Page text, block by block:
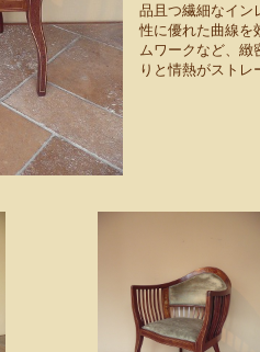
品且つ繊細なイン
性に優れた曲線を
ムワークなど、緻
りと情熱がストレ